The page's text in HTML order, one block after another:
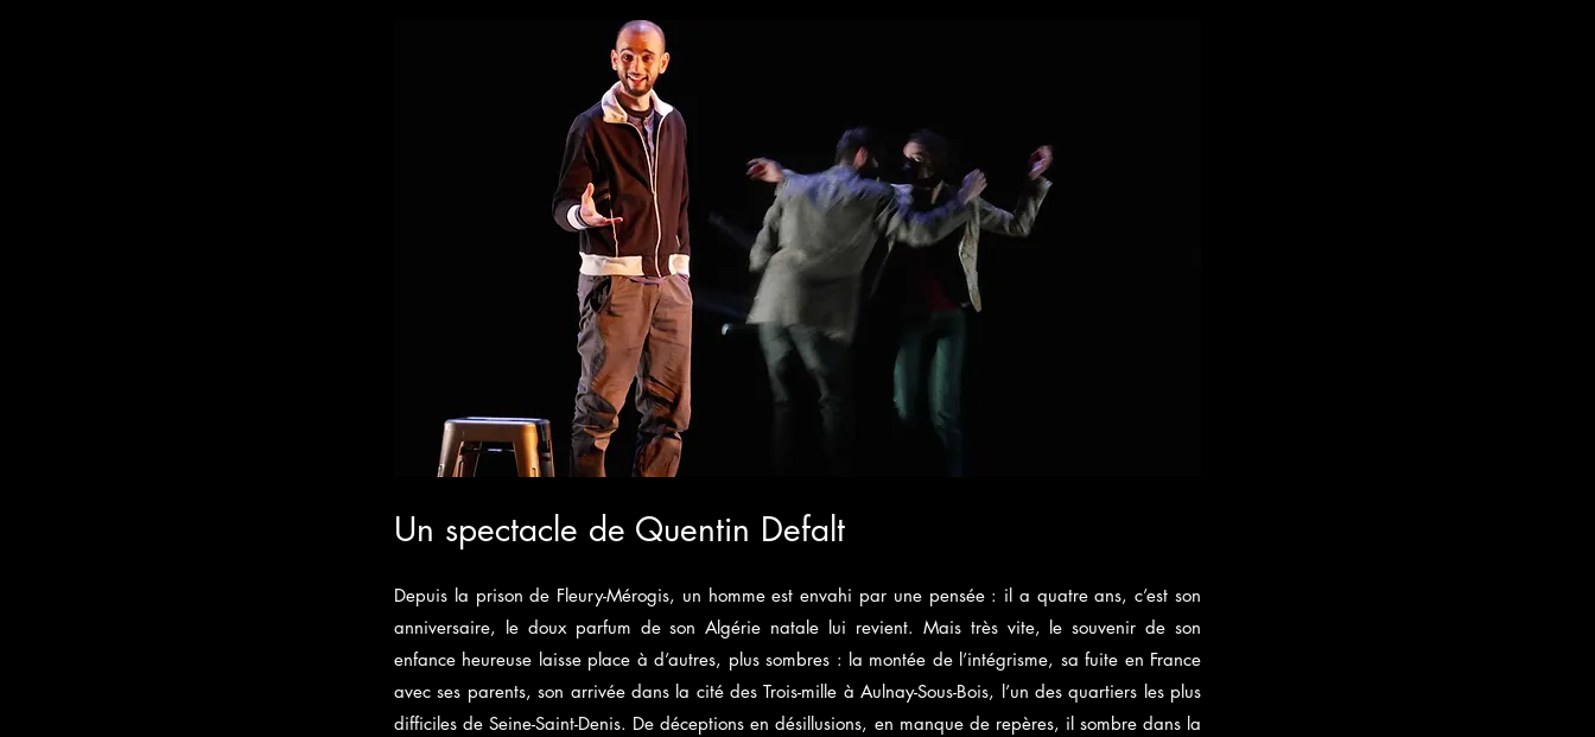
Un spectacle de Quentin Defalt
Depuis la prison de Fleury-Mérogis, un homme est envahi par une pensée : il a quatre ans, c’est son
anniversaire, le doux parfum de son Algérie natale lui revient. Mais très vite, le souvenir de son
enfance heureuse laisse place à d’autres, plus sombres : la montée de l’intégrisme, sa fuite en France
avec ses parents, son arrivée dans la cité des Trois-mille à Aulnay-Sous-Bois, l’un des quartiers les plus
difficiles de Seine-Saint-Denis. De déceptions en désillusions, en manque de repères, il sombre dans la